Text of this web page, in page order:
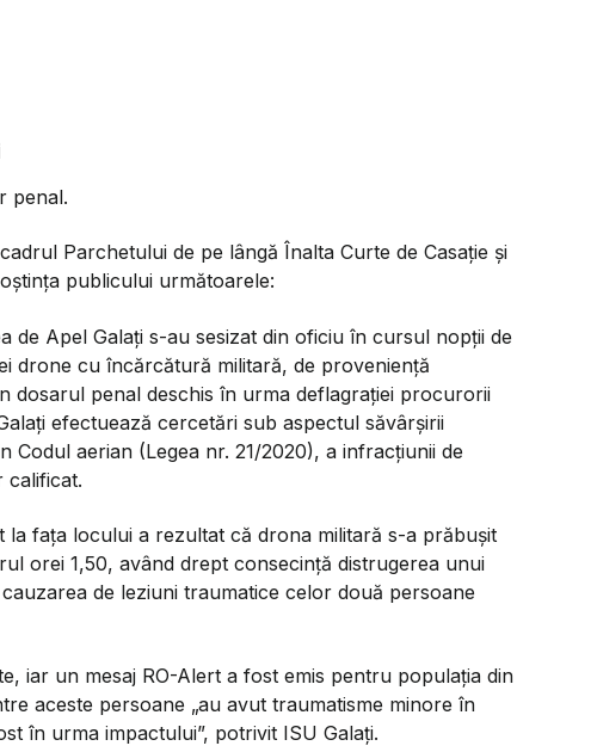
penal.
Parchetului de pe lângă Înalta Curte de Casație și
publicului următoarele:
de Apel Galați s-au sesizat din oficiu în cursul nopții de
drone cu încărcătură militară, de proveniență
dosarul penal deschis în urma deflagrației procurorii
efectuează cercetări sub aspectul săvârșirii
Codul aerian (Legea nr. 21/2020), a infracțiunii de
calificat.
fața locului a rezultat că drona militară s-a prăbușit
orei 1,50, având drept consecință distrugerea unui
de leziuni traumatice celor două persoane
iar un mesaj RO-Alert a fost emis pentru populația din
aceste persoane „au avut traumatisme minore în
în urma impactului”, potrivit ISU Galați.